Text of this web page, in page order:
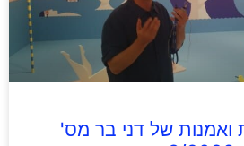
ואמנות של דני בר מס'